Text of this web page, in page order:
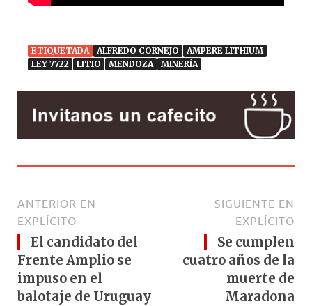
ETIQUETADA ALFREDO CORNEJO
AMPERE LITHIUM
LEY 7722
LITIO MENDOZA MINERÍA
ANTERIOR EN
EXPLÍCITO
El candidato del
Frente Amplio se
impuso en el
balotaje de Uruguay
SIGUIENTE EN
EXPLÍCITO
Se cumplen
cuatro años de la
muerte de
Maradona